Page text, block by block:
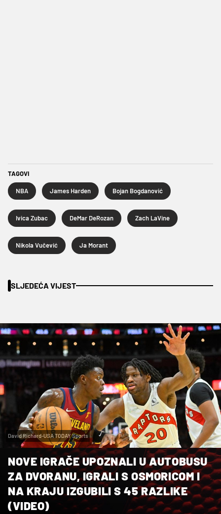
TAGOVI
NBA James Harden Bojan Bogdanović
Ivica Zubac DeMar DeRozan Zach LaVine
Nikola Vučević Ja Morant
SLJEDEĆA VIJEST
David Richard-USA TODAY Sports
NOVE IGRAČE UPOZNALI U AUTOBUSU
ZA DVORANU, IGRALI S OSMORICOM I
NA KRAJU IZGUBILI S 45 RAZLIKE
(VIDEO)